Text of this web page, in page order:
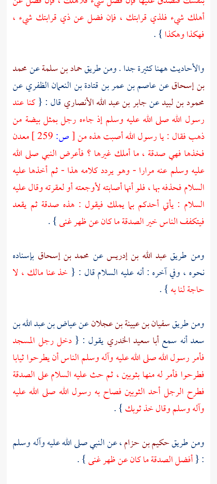
أهلك شيء فلذي قرابتك ، فإن فضل عن ذي قرابتك شيء ،
فهكذا وهكذا} .
والأحاديث ههنا كثيرة جدا . ومن طريقحماد بن سلمةعنمحمد
بن إسحاقعنعاصم بن عمر بن قتادة بن النعمان الظفريعن
محمود بن لبيدعنجابر بن عبد الله الأنصاري قال : {كنا عند
رسول الله صلى الله عليه وسلم إذ جاءه رجل بمثل بيضة من
ذهب فقال : يا رسول الله أصبت هذه من[ص:
معدن
فخذها فهي صدقة ، ما أملك غيرها ؟ فأعرض النبي صلى الله
عليه وسلم عنه مرارا - وهو يردد كلامه هذا - ثم أخذها عليه
السلام فحذفه بها ، فلو أنها أصابته لأوجعته أو لعقرته وقال عليه
السلام : يأتي أحدكم بما يملك فيقول : هذه صدقة ثم يقعد
فيتكفف الناس خير الصدقة ما كان عن ظهر غنى} .
ومن طريقعبد الله بن إدريسعن محمد بن إسحاق بإسناده
نحوه ، وفي آخره : أنه عليه السلام قال : { خذ عنا مالك ، لا
حاجة لنا به} .
ومن طريقسفيان بن عيينة بن عجلانعنعياض بن عبد الله بن
سعدأنه سمعأبا سعيد الخدري يقول : {دخل رجل المسجد
فأمر رسول الله صلى الله عليه وآله وسلم الناس أن يطرحوا ثيابا
فطرحوا فأمر له منها بثوبين ، ثم حث عليه السلام على الصدقة
فطرح الرجل أحد الثوبين فصاح به رسول الله صلى الله عليه
وآله وسلم وقال خذ ثوبك} .
ومن طريقحكيم بن حزام، عن النبي صلى الله عليه وآله وسلم
: {أفضل الصدقة ما كان عن ظهر غنى} .